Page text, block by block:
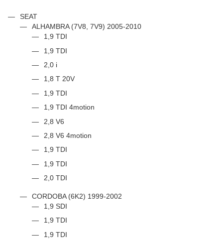
SEAT
ALHAMBRA (7V8, 7V9) 2005-2010
1,9 TDI
1,9 TDI
2,0 i
1,8 T 20V
1,9 TDI
1,9 TDI 4motion
2,8 V6
2,8 V6 4motion
1,9 TDI
1,9 TDI
2,0 TDI
CORDOBA (6K2) 1999-2002
1,9 SDI
1,9 TDI
1,9 TDI